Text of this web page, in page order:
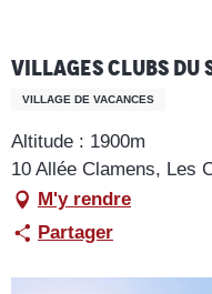
Villages Clubs Du
VILLAGE DE VACANCES
Altitude : 1900m
10 Allée Clamens, Les
M'y rendre
Partager